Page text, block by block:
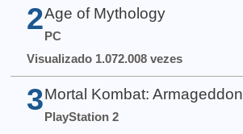
2 Age of Mythology
PC
Visualizado 1.072.008 vezes
3 Mortal Kombat: Armageddon
PlayStation 2